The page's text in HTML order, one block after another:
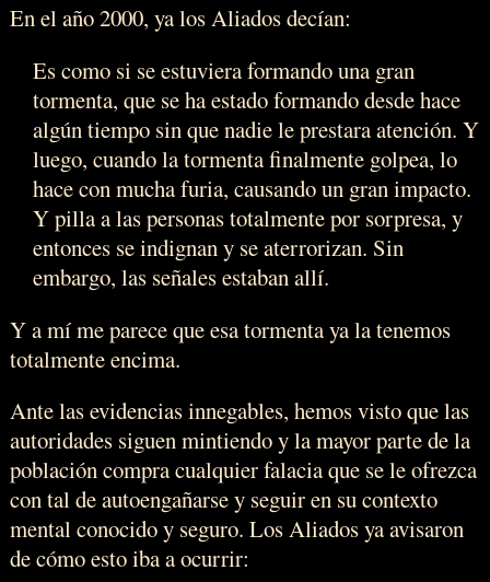
En el año 2000, ya los Aliados decían:
Es como si se estuviera formando una gran
tormenta, que se ha estado formando desde hace
algún tiempo sin que nadie le prestara atención. Y
luego, cuando la tormenta finalmente golpea, lo
hace con mucha furia, causando un gran impacto.
Y pilla a las personas totalmente por sorpresa, y
entonces se indignan y se aterrorizan. Sin
embargo, las señales estaban allí.
Y a mí me parece que esa tormenta ya la tenemos
totalmente encima.
Ante las evidencias innegables, hemos visto que las
autoridades siguen mintiendo y la mayor parte de la
población compra cualquier falacia que se le ofrezca
con tal de autoengañarse y seguir en su contexto
mental conocido y seguro. Los Aliados ya avisaron
de cómo esto iba a ocurrir: